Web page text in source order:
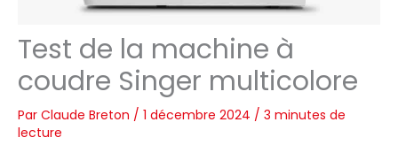
Test de la machine à
coudre Singer multicolore
Par Claude Breton / 1 décembre 2024 / 3 minutes de
lecture